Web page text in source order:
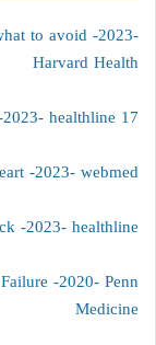
to avoid -2023-
Harvard Health
17 Incredibly Heart-Healthy Foods -2023- healthline
-2023- webmed
-2023- healthline
-2020- Penn
Medicine